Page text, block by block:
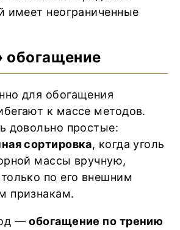
имеет неограниченные
обогащение
для обогащения
к массе методов.
довольно простые:
сортировка, когда уголь
массы вручную,
по его внешним
признакам.
—обогащение по трению